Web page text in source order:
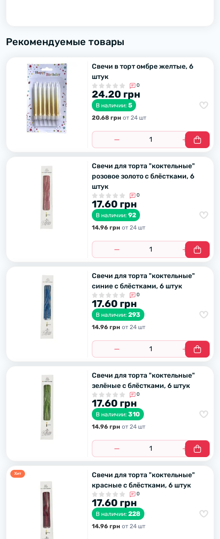
Рекомендуемые товары
Свечи в торт омбре желтые, 6
штук
0
24.20 грн
В наличии: 5
20.68 грн от 24 шт
Свечи для торта "коктельные"
розовое золото с блёстками, 6
штук
0
17.60 грн
В наличии: 92
14.96 грн от 24 шт
Свечи для торта "коктельные"
синие с блёстками, 6 штук
0
17.60 грн
В наличии: 293
14.96 грн от 24 шт
Свечи для торта "коктельные"
зелёные с блёстками, 6 штук
0
17.60 грн
В наличии: 310
14.96 грн от 24 шт
Хит
Свечи для торта "коктельные"
красные с блёстками, 6 штук
0
17.60 грн
В наличии: 228
14.96 грн от 24 шт